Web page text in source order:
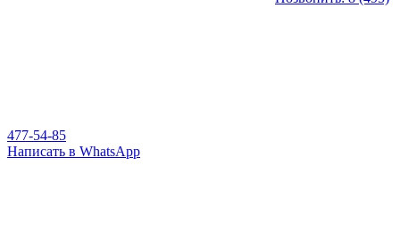
477-54-85
Написать в WhatsApp